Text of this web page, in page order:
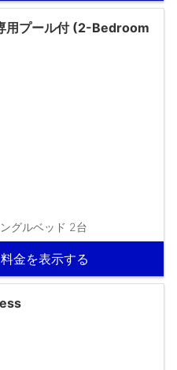
プール付 (2-Bedroom
グルベッド 2台
金を表示する